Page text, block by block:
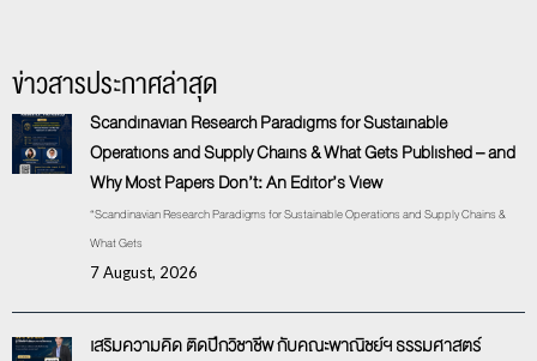
ข่าวสารประกาศล่าสุด
Scandinavian Research Paradigms for Sustainable
Operations and Supply Chains & What Gets Published – and
Why Most Papers Don’t: An Editor’s View
“Scandinavian Research Paradigms for Sustainable Operations and Supply Chains &
What Gets
7 August, 2026
เสริมความคิด ติดปีกวิชาชีพ กับคณะพาณิชย์ฯ ธรรมศาสตร์